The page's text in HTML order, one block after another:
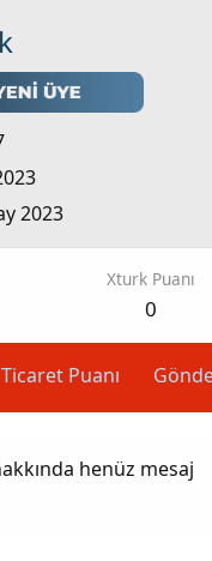
2023
Xturk Puanı
0
Ticaret Puanı
henüz mesaj